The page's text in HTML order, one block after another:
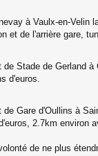
à Vaulx-en-Velin
et de l'arrière gare,
de Stade de Gerland
d'euros.
de Gare d'Oullins à
2.7km environ
de ne plus